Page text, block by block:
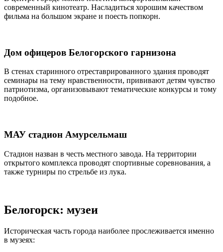
современный кинотеатр. Насладиться хорошим качеством
фильма на большом экране и поесть попкорн.
Дом офицеров Белогорского гарнизона
В стенах старинного отреставрированного здания проводят
семинары на тему нравственности, прививают детям чувство
патриотизма, организовывают тематические конкурсы и тому
подобное.
МАУ стадион Амурсельмаш
Стадион назван в честь местного завода. На территории
открытого комплекса проводят спортивные соревнования, а
также турниры по стрельбе из лука.
Белогорск: музеи
Историческая часть города наиболее прослеживается именно
в музеях: